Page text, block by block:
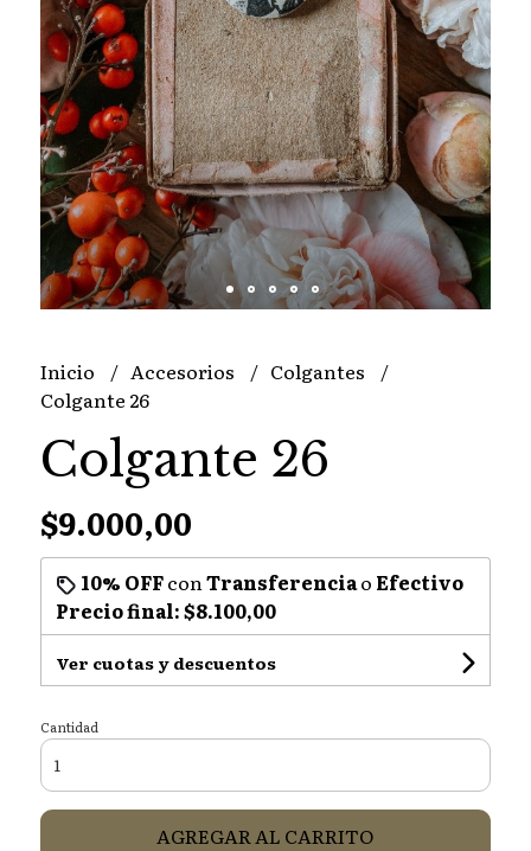
Inicio Accesorios
Colgantes
Colgante 26
Colgante 26
$9.000,00
10% OFFcon Transferenciao Efectivo
Precio final:$8.100,00
Ver cuotas y descuentos
Cantidad
AGREGAR AL CARRITO